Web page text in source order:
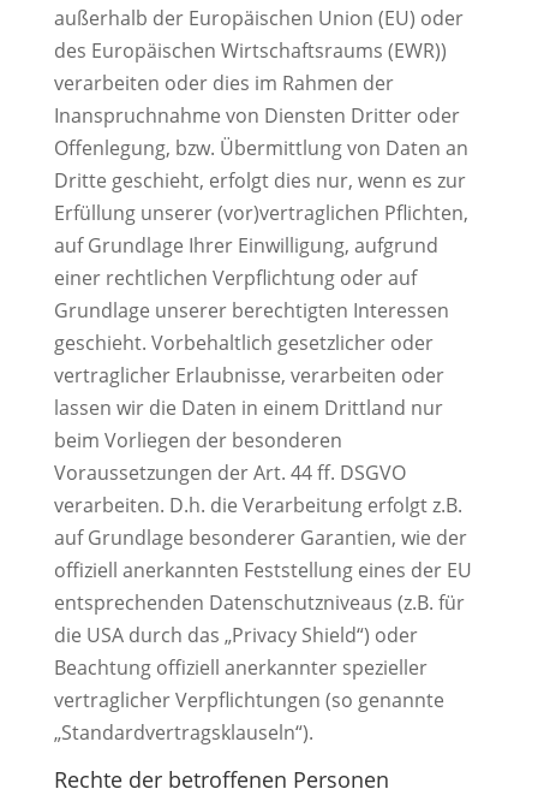
außerhalb der Europäischen Union (EU) oder
des Europäischen Wirtschaftsraums (EWR))
verarbeiten oder dies im Rahmen der
Inanspruchnahme von Diensten Dritter oder
Offenlegung, bzw. Übermittlung von Daten an
Dritte geschieht, erfolgt dies nur, wenn es zur
Erfüllung unserer (vor)vertraglichen Pflichten,
auf Grundlage Ihrer Einwilligung, aufgrund
einer rechtlichen Verpflichtung oder auf
Grundlage unserer berechtigten Interessen
geschieht. Vorbehaltlich gesetzlicher oder
vertraglicher Erlaubnisse, verarbeiten oder
lassen wir die Daten in einem Drittland nur
beim Vorliegen der besonderen
Voraussetzungen der Art. 44 ff. DSGVO
verarbeiten. D.h. die Verarbeitung erfolgt z.B.
auf Grundlage besonderer Garantien, wie der
offiziell anerkannten Feststellung eines der EU
entsprechenden Datenschutzniveaus (z.B. für
die USA durch das „Privacy Shield“) oder
Beachtung offiziell anerkannter spezieller
vertraglicher Verpflichtungen (so genannte
„Standardvertragsklauseln“).
Rechte der betroffenen Personen